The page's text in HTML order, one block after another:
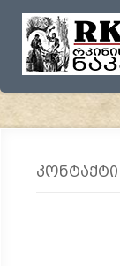
კონტაქტი